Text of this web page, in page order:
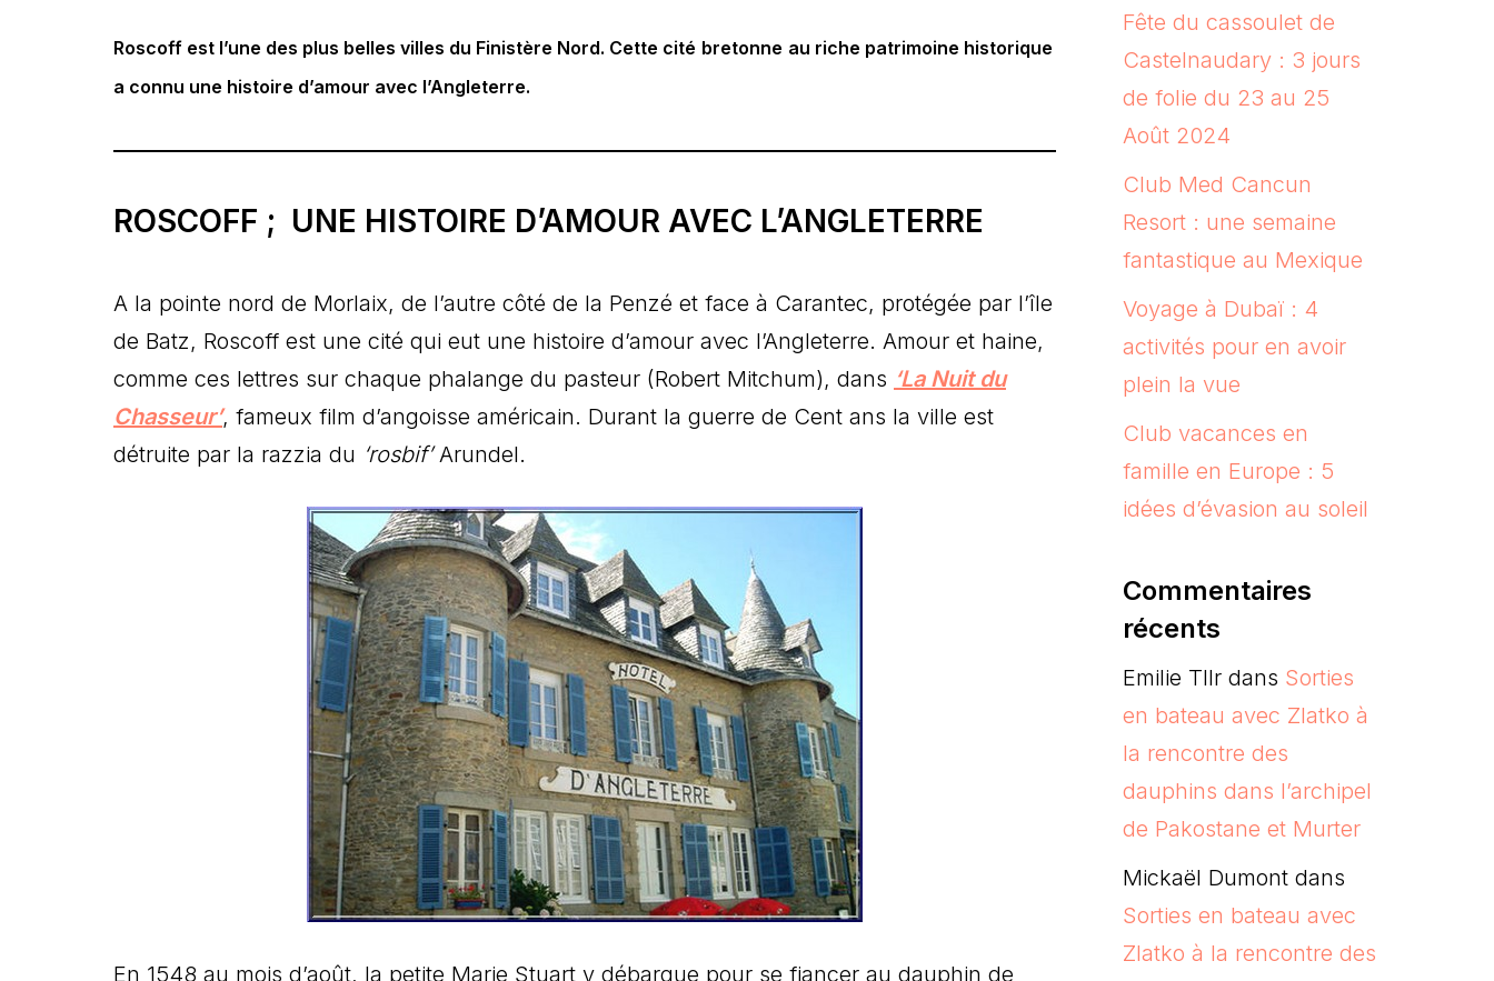
Roscoff est l’une des plus belles villes du Finistère Nord. Cette cité bretonne au riche patrimoine historique
a connu une histoire d’amour avec l’Angleterre.
ROSCOFF ; UNE HISTOIRE D’AMOUR AVEC L’ANGLETERRE
A la pointe nord de Morlaix, de l’autre côté de la Penzé et face à Carantec, protégée par l’île
de Batz, Roscoff est une cité qui eut une histoire d’amour avec l’Angleterre. Amour et haine,
comme ces lettres sur chaque phalange du pasteur (Robert Mitchum), dans ‘La Nuit du
Chasseur’, fameux film d’angoisse américain. Durant la guerre de Cent ans la ville est
détruite par la razzia du ‘rosbif’Arundel.
En 1548 au mois d’août, la petite Marie Stuart y débarque pour se fiancer au dauphin de
Fête du cassoulet de
Castelnaudary : 3 jours
de folie du 23 au 25
Août 2024
Club Med Cancun
Resort : une semaine
fantastique au Mexique
Voyage à Dubaï : 4
activités pour en avoir
plein la vue
Club vacances en
famille en Europe : 5
idées d’évasion au soleil
Commentaires
récents
Emilie Tllrdans Sorties
en bateau avec Zlatko à
la rencontre des
dauphins dans l’archipel
de Pakostane et Murter
Mickaël Dumontdans
Sorties en bateau avec
Zlatko à la rencontre des